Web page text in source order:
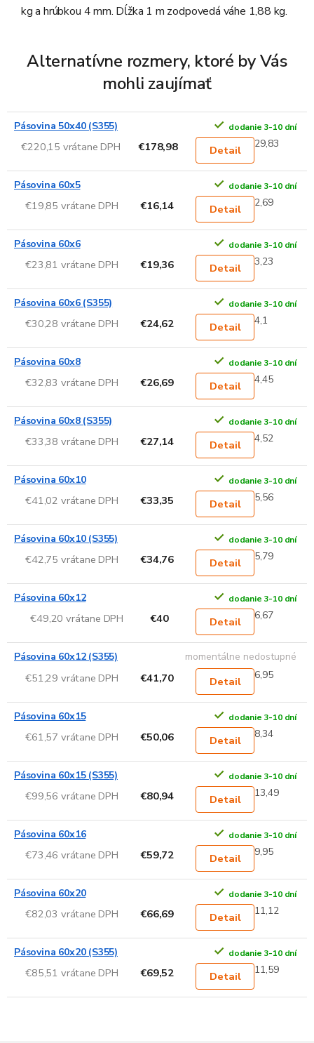
kg a hrúbkou 4 mm. Dĺžka 1 m zodpovedá váhe 1,88 kg.
Alternatívne rozmery, ktoré by Vás
mohli zaujímať
Pásovina 50x40 (S355) dodanie 3-10 dní
€220,15 vrátane DPH €178,98 Detail 29,83
Pásovina 60x5 dodanie 3-10 dní
€19,85 vrátane DPH €16,14 Detail 2,69
Pásovina 60x6 dodanie 3-10 dní
€23,81 vrátane DPH €19,36 Detail 3,23
Pásovina 60x6 (S355) dodanie 3-10 dní
€30,28 vrátane DPH €24,62 Detail 4,1
Pásovina 60x8 dodanie 3-10 dní
€32,83 vrátane DPH €26,69 Detail 4,45
Pásovina 60x8 (S355) dodanie 3-10 dní
€33,38 vrátane DPH €27,14 Detail 4,52
Pásovina 60x10 dodanie 3-10 dní
€41,02 vrátane DPH €33,35 Detail 5,56
Pásovina 60x10 (S355) dodanie 3-10 dní
€42,75 vrátane DPH €34,76 Detail 5,79
Pásovina 60x12 dodanie 3-10 dní
€49,20 vrátane DPH €40 Detail 6,67
Pásovina 60x12 (S355) momentálne nedostupné
€51,29 vrátane DPH €41,70 Detail 6,95
Pásovina 60x15 dodanie 3-10 dní
€61,57 vrátane DPH €50,06 Detail 8,34
Pásovina 60x15 (S355) dodanie 3-10 dní
€99,56 vrátane DPH €80,94 Detail 13,49
Pásovina 60x16 dodanie 3-10 dní
€73,46 vrátane DPH €59,72 Detail 9,95
Pásovina 60x20 dodanie 3-10 dní
€82,03 vrátane DPH €66,69 Detail 11,12
Pásovina 60x20 (S355) dodanie 3-10 dní
€85,51 vrátane DPH €69,52 Detail 11,59